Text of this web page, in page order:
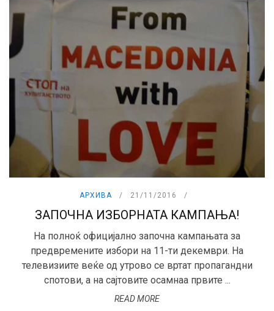
АРХИВА 21/11/2016
ЗАПОЧНА ИЗБОРНАТА КАМПАЊА!
На полноќ официјално започна кампањата за
предвремените избори на 11-ти декември. На
телевизиите веќе од утрово се вртат пропагандни
спотови, а на сајтовите осамнаа првите ...
READ MORE